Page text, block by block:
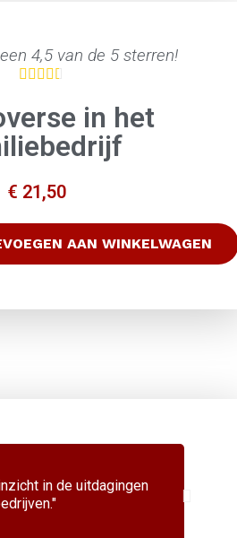
4,5 van de 5 sterren!
    
in het
€ 21,50
AAN WINKELWAGEN
in de uitdagingen